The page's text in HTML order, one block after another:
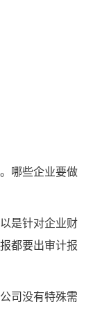
哪些企业要做
是针对企业财
都要出审计报
司没有特殊需